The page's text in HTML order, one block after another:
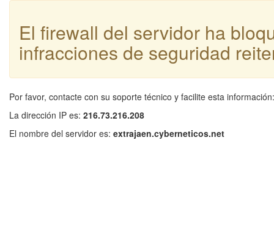
El firewall del servidor ha
infracciones de seguridad
Por favor, contacte con su soporte técnico y facilite esta información:
La dirección IP es: 216.73.216.208
El nombre del servidor es: extrajaen.cyberneticos.net